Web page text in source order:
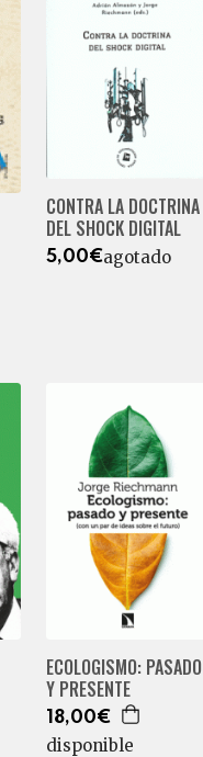
CONTRA LA DOCTRINA
DEL SHOCK DIGITAL
5,00€agotado
ECOLOGISMO: PASADO
Y PRESENTE
18,00€
disponible